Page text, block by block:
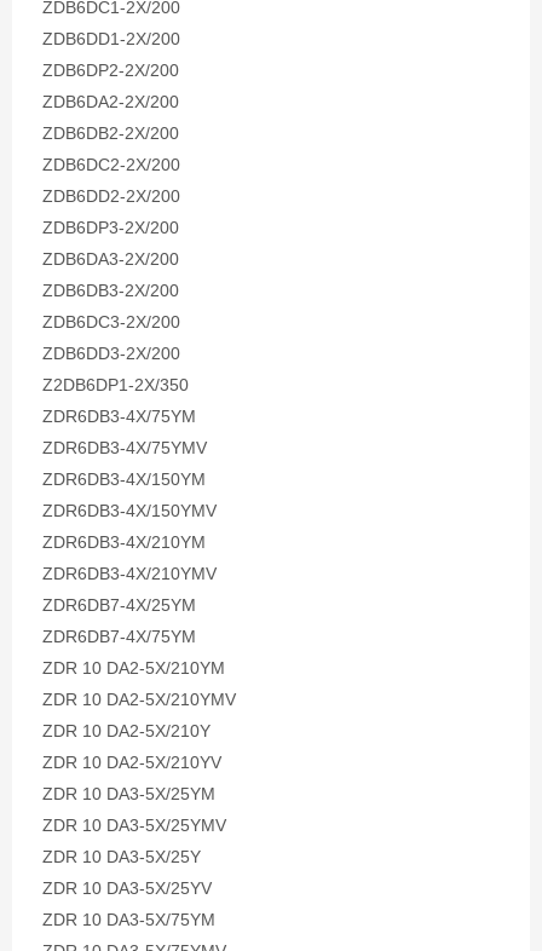
ZDB6DC1-2X/200
ZDB6DD1-2X/200
ZDB6DP2-2X/200
ZDB6DA2-2X/200
ZDB6DB2-2X/200
ZDB6DC2-2X/200
ZDB6DD2-2X/200
ZDB6DP3-2X/200
ZDB6DA3-2X/200
ZDB6DB3-2X/200
ZDB6DC3-2X/200
ZDB6DD3-2X/200
Z2DB6DP1-2X/350
ZDR6DB3-4X/75YM
ZDR6DB3-4X/75YMV
ZDR6DB3-4X/150YM
ZDR6DB3-4X/150YMV
ZDR6DB3-4X/210YM
ZDR6DB3-4X/210YMV
ZDR6DB7-4X/25YM
ZDR6DB7-4X/75YM
ZDR 10 DA2-5X/210YM
ZDR 10 DA2-5X/210YMV
ZDR 10 DA2-5X/210Y
ZDR 10 DA2-5X/210YV
ZDR 10 DA3-5X/25YM
ZDR 10 DA3-5X/25YMV
ZDR 10 DA3-5X/25Y
ZDR 10 DA3-5X/25YV
ZDR 10 DA3-5X/75YM